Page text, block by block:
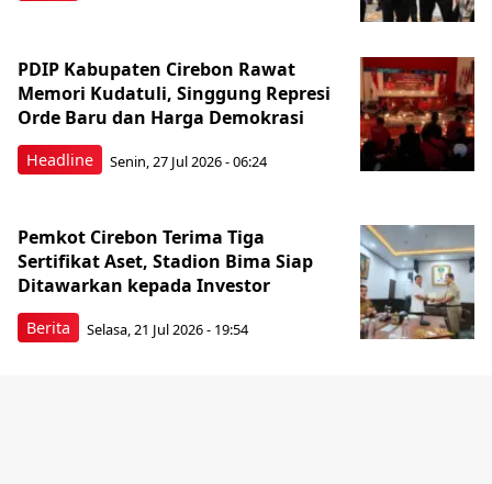
Headline
PDIP Kabupaten Cirebon Rawat
Memori Kudatuli, Singgung Represi
Orde Baru dan Harga Demokrasi
Senin, 27 Jul 2026 - 06:24
Berita
Pemkot Cirebon Terima Tiga
Sertifikat Aset, Stadion Bima Siap
Ditawarkan kepada Investor
Selasa, 21 Jul 2026 - 19:54